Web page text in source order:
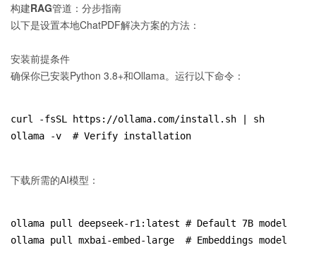
构建RAG管道：分步指南
以下是设置本地ChatPDF解决方案的方法：
安装前提条件
确保你已安装Python 3.8+和Ollama。运行以下命令：
curl -fsSL https://ollama.com/install.sh | sh
ollama -v  # Verify installation
下载所需的AI模型：
ollama pull deepseek-r1:latest # Default 7B model
ollama pull mxbai-embed-large  # Embeddings model